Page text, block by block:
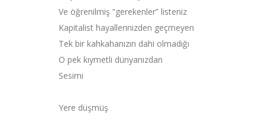
Ve öğrenilmiş “gerekenler” listeniz
Kapitalist hayallerinizden geçmeyen
Tek bir kahkahanızın dahi olmadığı
O pek kıymetli dünyanızdan
Sesimi
Yere düşmüş